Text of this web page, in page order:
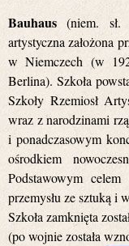
Bauhaus(niem.
artystyczna założona
w Niemczech (w
Berlina). Szkoła
Szkoły Rzemiosł
wraz z narodzinami
i ponadczasowym
ośrodkiem
Podstawowym
przemysłu ze sztuką i
Szkoła zamknięta
(po wojnie została